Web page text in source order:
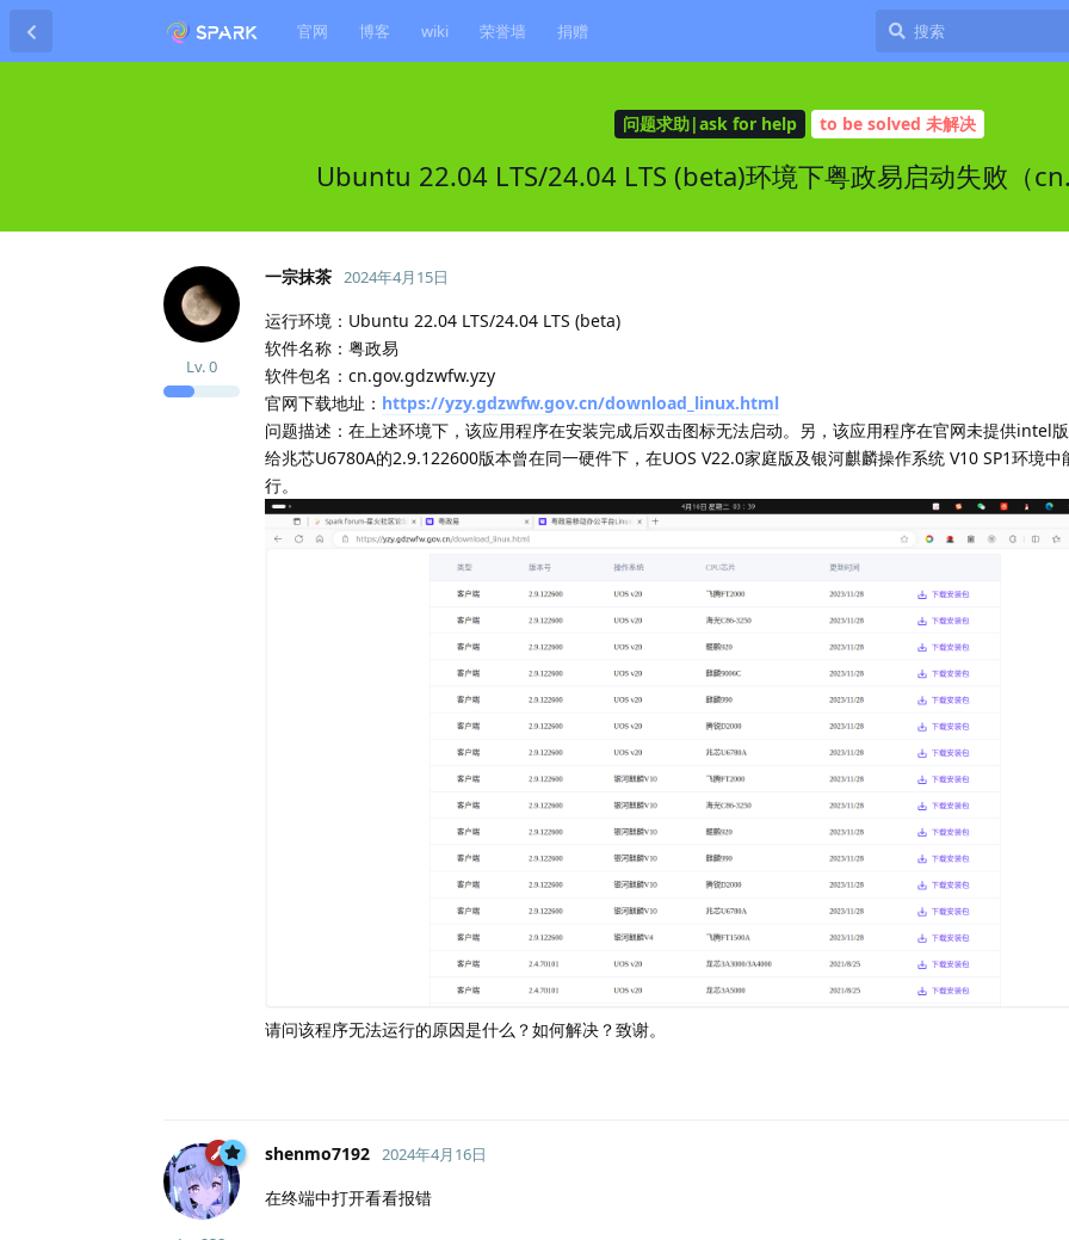
官网 博客 wiki 荣誉墙 捐赠
问题求助|ask for help to be solved 未解决
Ubuntu 22.04 LTS/24.04 LTS (beta)环境下粤政易启动失败（
一宗抹茶
Lv.0
2024年4月15日
运行环境：Ubuntu 22.04 LTS/24.04 LTS (beta)
软件名称：粤政易
软件包名：cn.gov.gdzwfw.yzy
官网下载地址： https://yzy.gdzwfw.gov.cn/download_linux.html
问题描述：在上述环境下，该应用程序在安装完成后双击图标无法启动。另，该应用程序在官网未提供intel
给兆芯U6780A的2.9.122600版本曾在同一硬件下，在UOS V22.0家庭版及银河麒麟操作系统 V10 SP1环境中
行。
请问该程序无法运行的原因是什么？如何解决？致谢。
shenmo7192 2024年4月16日
在终端中打开看看报错